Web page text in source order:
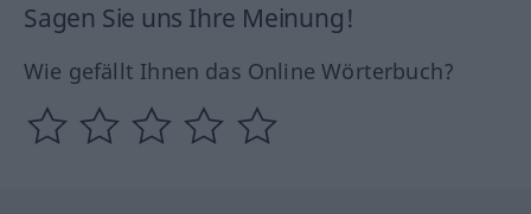
Sagen Sie uns Ihre Meinung!
Wie gefällt Ihnen das Online Wörterbuch?